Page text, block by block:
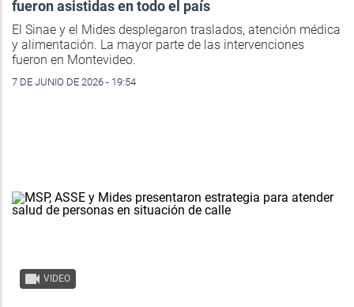
fueron asistidas en todo el país
El Sinae y el Mides desplegaron traslados, atención médica
y alimentación. La mayor parte de las intervenciones
fueron en Montevideo.
7 DE JUNIO DE 2026 - 19:54
VIDEO